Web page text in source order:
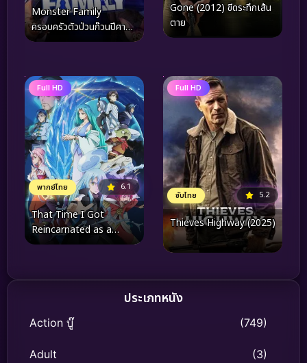
Monster Family
ครอบครัวตัวป่วนก๊วนปีศาจ
(2017)
Gone (2012) ขีดระทึกเส้น
ตาย
Full HD
พากย์ไทย 6.1
That Time I Got
Reincarnated as a
Slime the Movie Tears
Full HD
ซับไทย 5.2
Thieves Highway (2025)
ประเภทหนัง
Action บู๊ (749)
Adult (3)